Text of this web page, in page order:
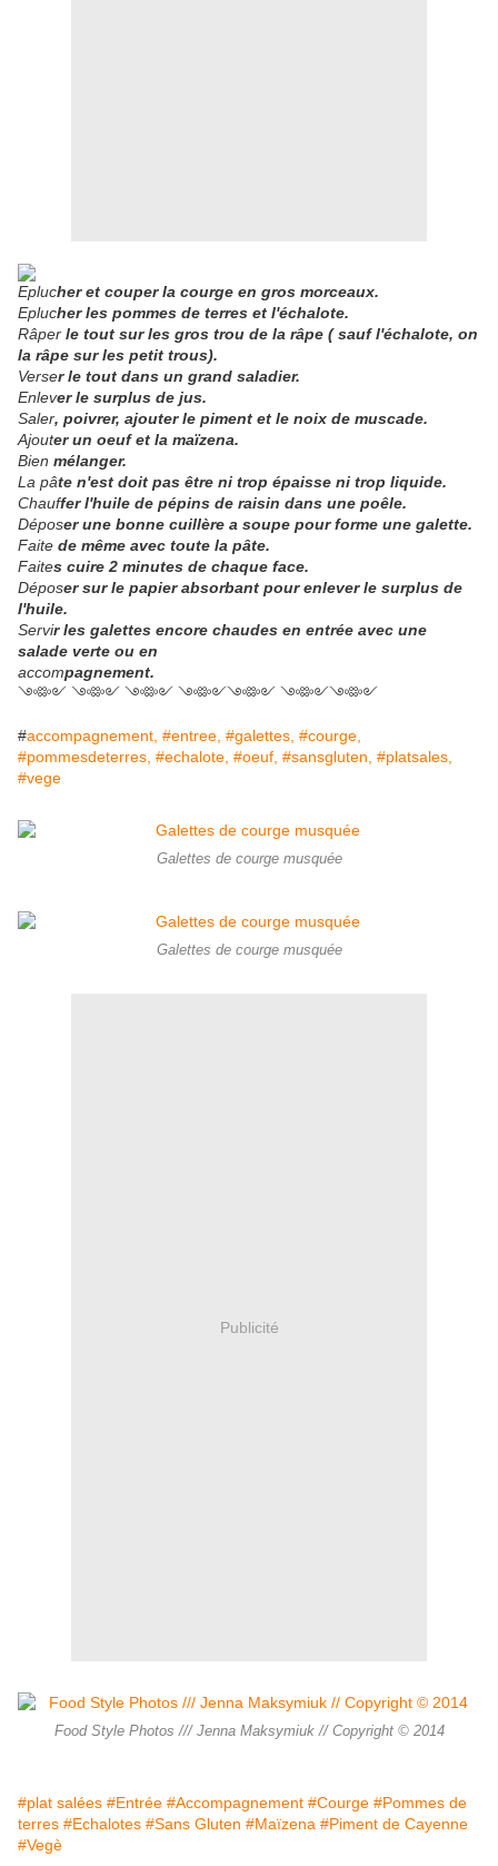
Eplucher et couper la courge en gros morceaux.
Eplucher les pommes de terres et l'échalote.
Râper le tout sur les gros trou de la râpe ( sauf l'échalote, on
la râpe sur les petit trous).
Verser le tout dans un grand saladier.
Enlever le surplus de jus.
Saler, poivrer, ajouter le piment et le noix de muscade.
Ajouter un oeuf et la maïzena.
Bien mélanger.
La pâte n'est doit pas être ni trop épaisse ni trop liquide.
Chauffer l'huile de pépins de raisin dans une poêle.
Déposer une bonne cuillère a soupe pour forme une galette.
Faite de même avec toute la pâte.
Faites cuire 2 minutes de chaque face.
Déposer sur le papier absorbant pour enlever le surplus de
l'huile.
Servir les galettes encore chaudes en entrée avec une
salade verte ou en
accompagnement.
༺༻ ༺༻ ༺༻ ༺༻༺༻ ༺༻༺༻
#accompagnement, #entree, #galettes, #courge,
#pommesdeterres, #echalote, #oeuf, #sansgluten, #platsales,
#vege
Galettes de courge musquée
Galettes de courge musquée
Publicité
Food Style Photos /// Jenna Maksymiuk // Copyright © 2014
#plat salées #Entrée #Accompagnement #Courge #Pommes de
terres #Echalotes #Sans Gluten #Maïzena #Piment de Cayenne
#Vegè